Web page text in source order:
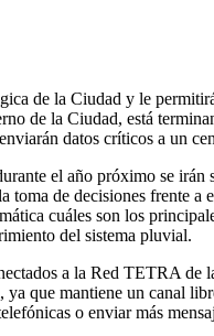
de la Ciudad y le
de la Ciudad, está
datos críticos a un
el año próximo se
toma de decisiones frente
cuáles son los
del sistema pluvial.
a la Red TETRA
que mantiene un canal
o enviar más